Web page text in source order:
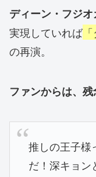
ディーン・フジ
実現していれば
の再演。
ファンからは、
推しの王子様
だ！深キョン